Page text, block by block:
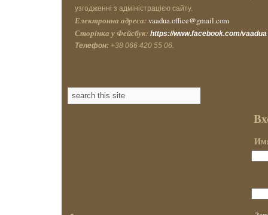
узгодженні з адміністрацією сайту.
Електронна адреса: vaadua.office@gmail.com
Сторінка у Фейсбук: https://www.facebook.com/vaadua
Телефон: +38 066 420 55 06.